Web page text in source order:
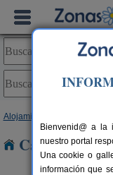
Alojamientos
Casas
Bienvenid@ a la
nuestro portal
Una cookie o
información que